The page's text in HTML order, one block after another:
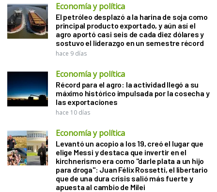
Economía y política
El petróleo desplazó a la harina de soja como
principal producto exportado, y aún así el
agro aportó casi seis de cada diez dólares y
sostuvo el liderazgo en un semestre récord
hace 9 días
Economía y política
Récord para el agro: la actividad llegó a su
máximo histórico impulsada por la cosecha y
las exportaciones
hace 10 días
Economía y política
Levantó un acopio a los 19, creó el lugar que
elige Messi y destaca que invertir en el
kirchnerismo era como "darle plata a un hijo
para droga": Juan Félix Rossetti, el libertario
que de una dura crisis salió más fuerte y
apuesta al cambio de Milei